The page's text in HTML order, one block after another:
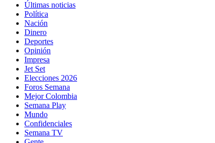
Últimas noticias
Política
Nación
Dinero
Deportes
Opinión
Impresa
Jet Set
Elecciones 2026
Foros Semana
Mejor Colombia
Semana Play
Mundo
Confidenciales
Semana TV